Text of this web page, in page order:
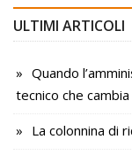
ULTIMI ARTICOLI
Quando
tecnico che
La colonnina di